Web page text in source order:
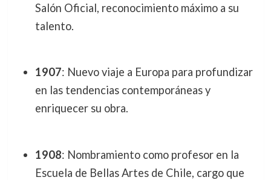
Salón Oficial, reconocimiento máximo a su
talento.
1907: Nuevo viaje a Europa para profundizar
en las tendencias contemporáneas y
enriquecer su obra.
1908: Nombramiento como profesor en la
Escuela de Bellas Artes de Chile, cargo que